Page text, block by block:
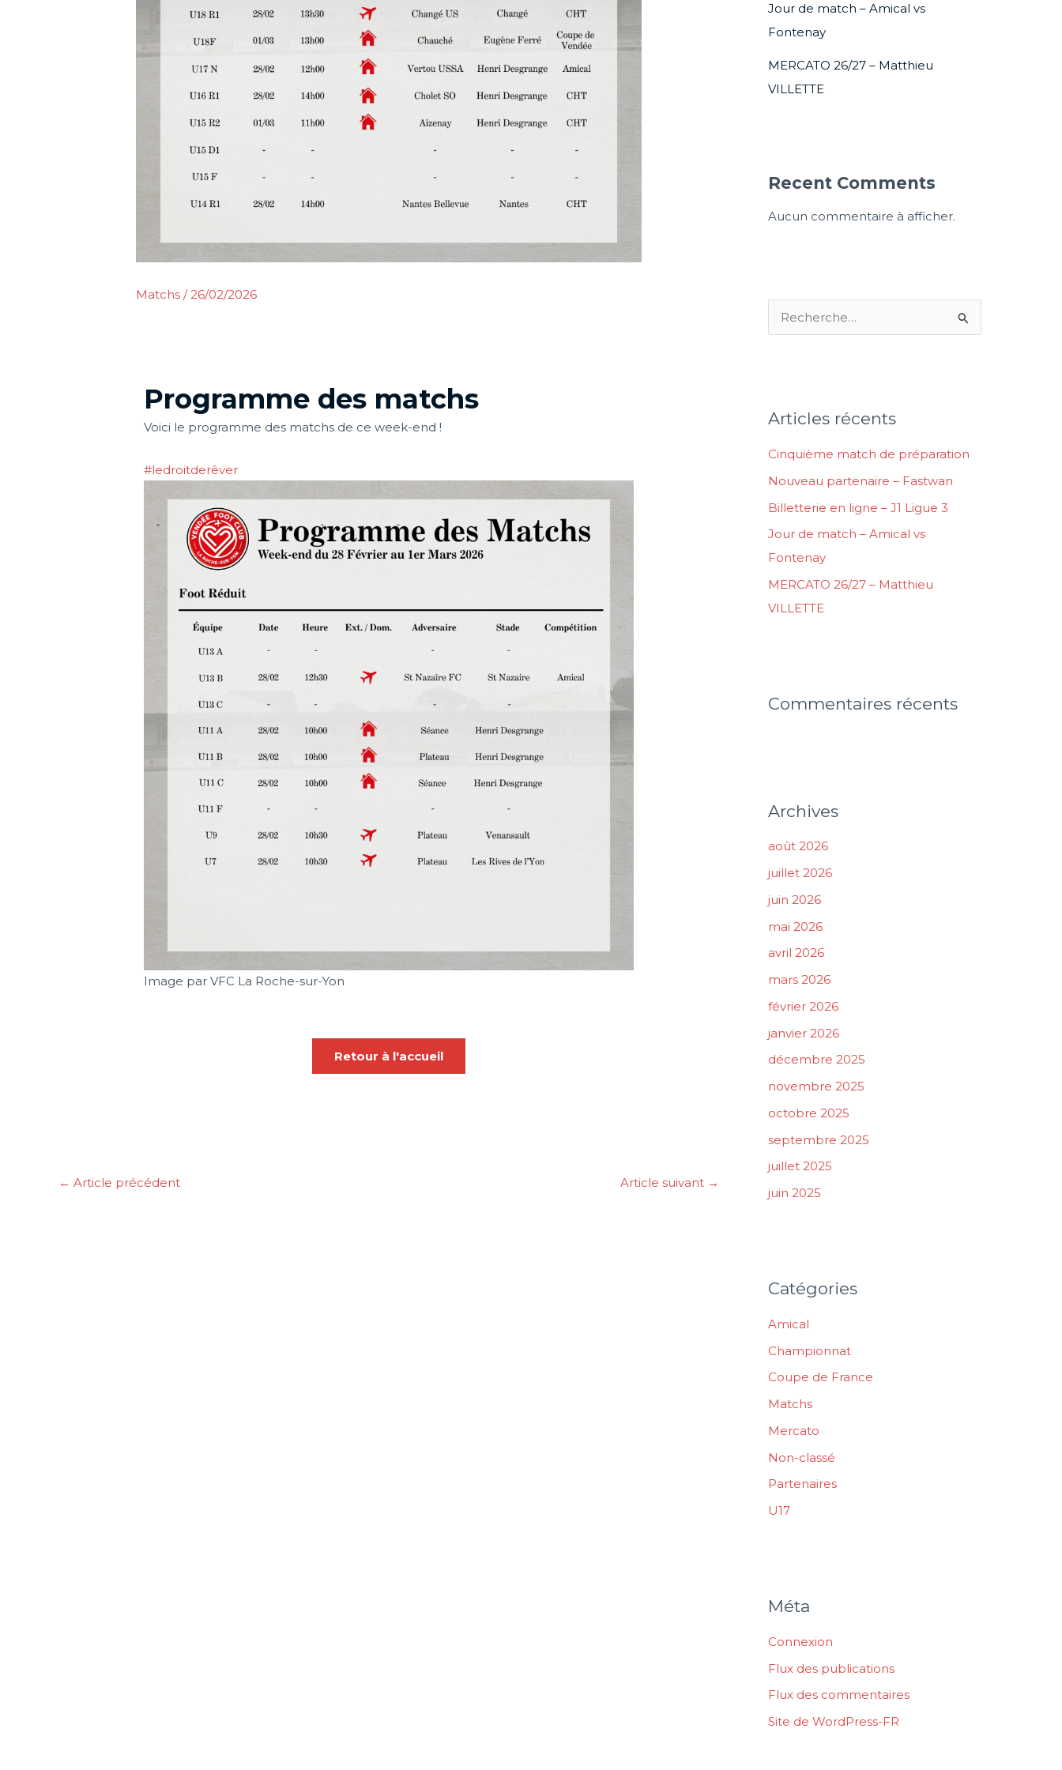
Matchs /26/02/2026
Programme des matchs
Voici le programme des matchs de ce week-end !
#ledroitderêver
Image par VFC La Roche-sur-Yon
Retour à l'accueil
← Article précédent Article suivant →
Jour de match – Amical vs
Fontenay
MERCATO 26/27 – Matthieu
VILLETTE
Recent Comments
Aucun commentaire à afficher.
e
c
h
e
r
Articles récents
Cinquième match de préparation
Nouveau partenaire – Fastwan
Billetterie en ligne – J1 Ligue 3
Jour de match – Amical vs
Fontenay
MERCATO 26/27 – Matthieu
VILLETTE
Commentaires récents
Archives
août 2026
juillet 2026
juin 2026
mai 2026
avril 2026
mars 2026
février 2026
janvier 2026
décembre 2025
novembre 2025
octobre 2025
septembre 2025
juillet 2025
juin 2025
Catégories
Amical
Championnat
Coupe de France
Matchs
Mercato
Non-classé
Partenaires
U17
Méta
Connexion
Flux des publications
Flux des commentaires
Site de WordPress-FR